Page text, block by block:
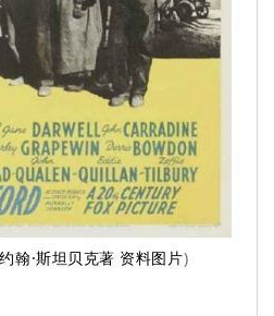
翰·斯坦贝克著 资料图片)